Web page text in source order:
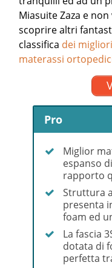
Miasuite Zaza e
scoprire altri
classifica dei
materassi
Pro
Miglior
espanso
rapporto
Struttura
presenta
foam ed
La fascia
dotata di
perfetta